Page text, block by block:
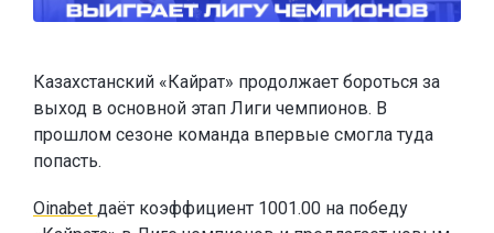
Казахстанский «Кайрат» продолжает бороться за
выход в основной этап Лиги чемпионов. В
прошлом сезоне команда впервые смогла туда
попасть.
Oinabet даёт коэффициент 1001.00 на победу